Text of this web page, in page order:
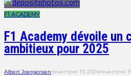
F1 ACADEMY
F1 Academy dévoile un
ambitieux pour 2025
Albert Joergensennovembre 19, 2024novembre